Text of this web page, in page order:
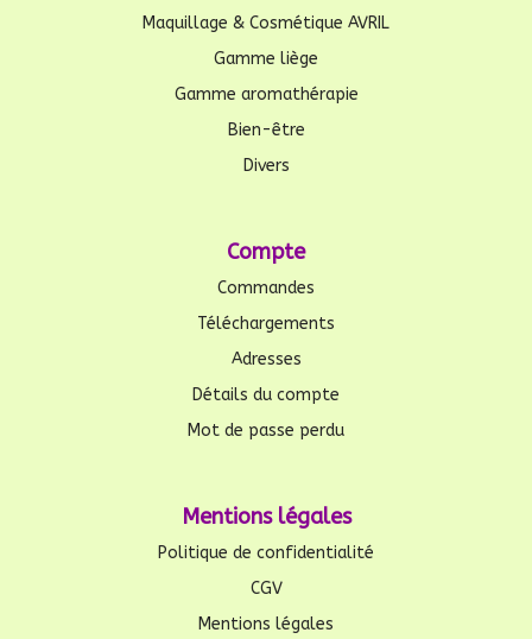
Maquillage & Cosmétique AVRIL
Gamme liège
Gamme aromathérapie
Bien-être
Divers
Compte
Commandes
Téléchargements
Adresses
Détails du compte
Mot de passe perdu
Mentions légales
Politique de confidentialité
CGV
Mentions légales